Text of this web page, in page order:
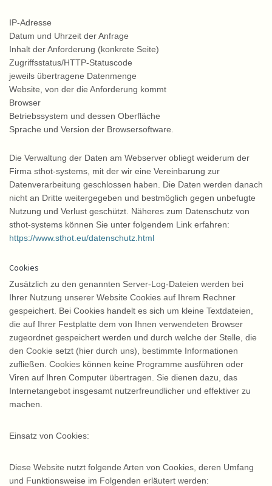
IP-Adresse
Datum und Uhrzeit der Anfrage
Inhalt der Anforderung (konkrete Seite)
Zugriffsstatus/HTTP-Statuscode
jeweils übertragene Datenmenge
Website, von der die Anforderung kommt
Browser
Betriebssystem und dessen Oberfläche
Sprache und Version der Browsersoftware.
Die Verwaltung der Daten am Webserver obliegt weiderum der
Firma sthot-systems, mit der wir eine Vereinbarung zur
Datenverarbeitung geschlossen haben. Die Daten werden danach
nicht an Dritte weitergegeben und bestmöglich gegen unbefugte
Nutzung und Verlust geschützt. Näheres zum Datenschutz von
sthot-systems können Sie unter folgendem Link erfahren:
https://www.sthot.eu/datenschutz.html
Cookies
Zusätzlich zu den genannten Server-Log-Dateien werden bei
Ihrer Nutzung unserer Website Cookies auf Ihrem Rechner
gespeichert. Bei Cookies handelt es sich um kleine Textdateien,
die auf Ihrer Festplatte dem von Ihnen verwendeten Browser
zugeordnet gespeichert werden und durch welche der Stelle, die
den Cookie setzt (hier durch uns), bestimmte Informationen
zufließen. Cookies können keine Programme ausführen oder
Viren auf Ihren Computer übertragen. Sie dienen dazu, das
Internetangebot insgesamt nutzerfreundlicher und effektiver zu
machen.
Einsatz von Cookies:
Diese Website nutzt folgende Arten von Cookies, deren Umfang
und Funktionsweise im Folgenden erläutert werden: